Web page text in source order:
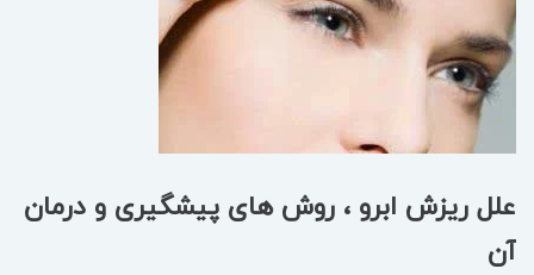
علل ریزش ابرو ، روش های پیشگیری و درمان
آن